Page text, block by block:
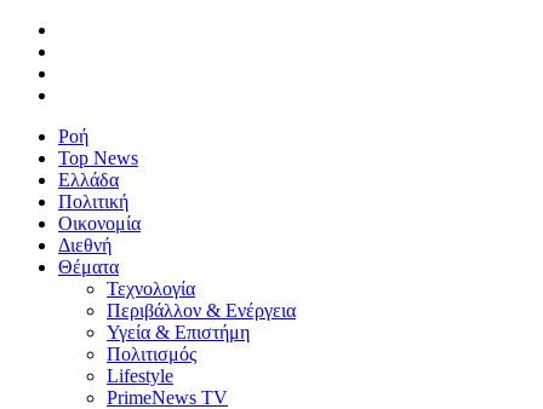
Ροή
Top News
Ελλάδα
Πολιτική
Οικονομία
Διεθνή
Θέματα
Τεχνολογία
Περιβάλλον & Ενέργεια
Υγεία & Επιστήμη
Πολιτισμός
Lifestyle
PrimeNews TV